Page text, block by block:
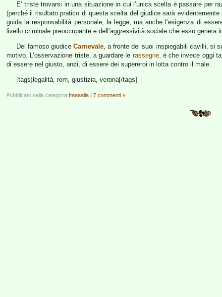
E’ triste trovarsi in una situazione in cui l’unica scelta è passare per
(perché il risultato pratico di questa scelta del giudice sarà
guida la responsabilità personale, la legge, ma anche l’esigenza di
livello criminale preoccupante e dell’aggressività sociale che esso
Del famoso giudice Carnevale, a fronte dei suoi inspiegabili cavilli, si
motivo. L’osservazione triste, a guardare le rassegne, è che invece oggi
di essere nel giusto, anzi, di essere dei supereroi in lotta contro il male.
[tags]legalità, rom, giustizia, verona[/tags]
Pubblicato nella categoria Itaaaalia | 7 commenti »